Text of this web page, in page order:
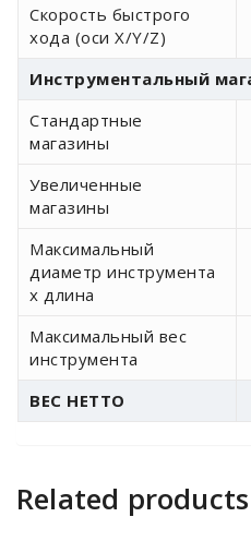
Скорость быстрого
хода (оси X/Y/Z)
Инструментальный
Стандартные
магазины
Увеличенные
магазины
Максимальный
диаметр инструмента
x длина
Максимальный вес
инструмента
ВЕС НЕТТО
Related products